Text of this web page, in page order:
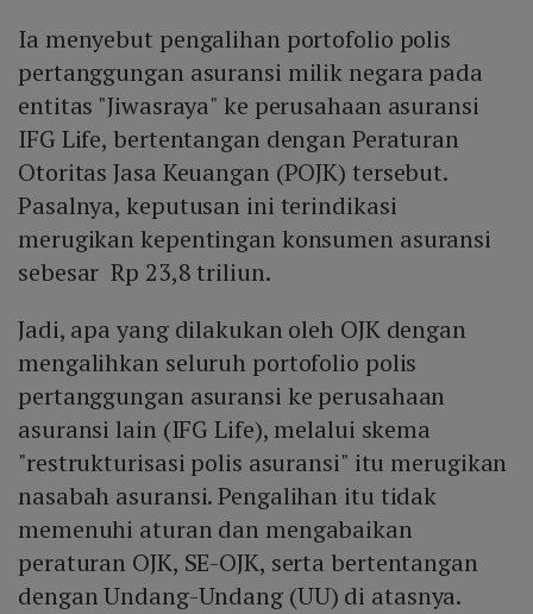
Ia menyebut pengalihan portofolio polis
pertanggungan asuransi milik negara pada
entitas "Jiwasraya" ke perusahaan asuransi
IFG Life, bertentangan dengan Peraturan
Otoritas Jasa Keuangan (POJK) tersebut.
Pasalnya, keputusan ini terindikasi
merugikan kepentingan konsumen asuransi
sebesar Rp 23,8 triliun.
Jadi, apa yang dilakukan oleh OJK dengan
mengalihkan seluruh portofolio polis
pertanggungan asuransi ke perusahaan
asuransi lain (IFG Life), melalui skema
"restrukturisasi polis asuransi" itu merugikan
nasabah asuransi. Pengalihan itu tidak
memenuhi aturan dan mengabaikan
peraturan OJK, SE-OJK, serta bertentangan
dengan Undang-Undang (UU) di atasnya.